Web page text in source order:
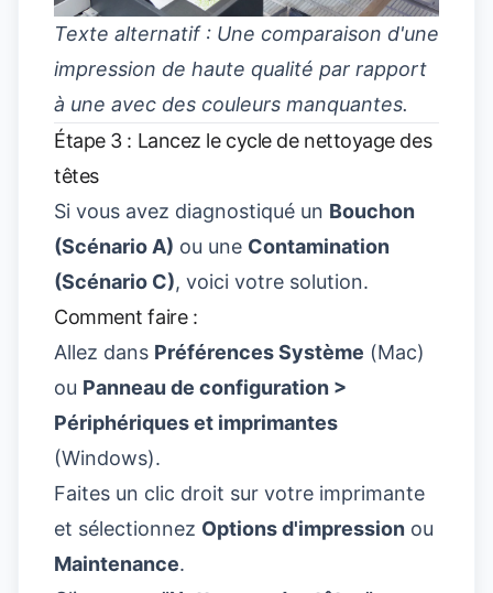
Texte alternatif : Une comparaison d'une
impression de haute qualité par rapport
à une avec des couleurs manquantes.
Étape 3 : Lancez le cycle de nettoyage des
têtes
Si vous avez diagnostiqué un Bouchon
(Scénario A) ou une Contamination
(Scénario C), voici votre solution.
Comment faire :
Allez dans Préférences Système (Mac)
ou Panneau de configuration >
Périphériques et imprimantes
(Windows).
Faites un clic droit sur votre imprimante
et sélectionnez Options d'impression ou
Maintenance.